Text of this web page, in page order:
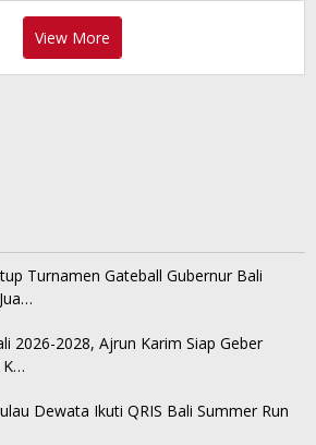
View More
Turnamen Gateball Gubernur Bali
2026-2028, Ajrun Karim Siap Geber
K…
Dewata Ikuti QRIS Bali Summer Run